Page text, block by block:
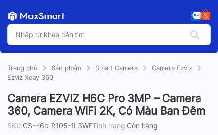
Trang chủ Sản phẩm Smart Camera
Camera Ezviz
Ezviz Xoay 360
Camera EZVIZ H6C Pro 3MP – Camera
360, Camera WiFi 2K, Có Màu Ban Đêm
SKU:CS-H6c-R105-1L3WFTình trạng:Còn hàng